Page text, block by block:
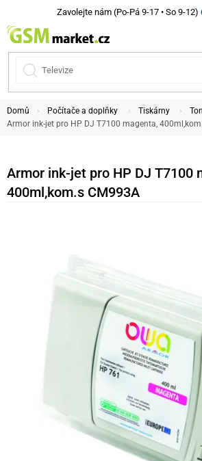
Zavolejte nám (Po-Pá 9-17 • So 9-12)
Domů Počítače a doplňky Tiskárny
Armor ink-jet pro HP DJ T7100 magenta,
Armor ink-jet pro HP DJ T7100
400ml,kom.s CM993A